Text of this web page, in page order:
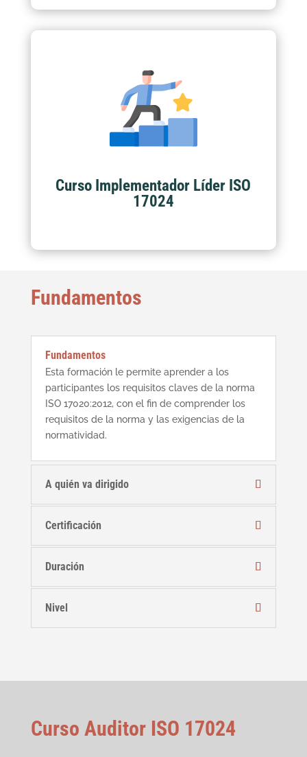
Curso Implementador Líder ISO
17024
Esta formación le permite aprender a los
participantes los requisitos de la norma ISO
17024 para poder realizar la implementación,
asesoría y...
Ver más
Fundamentos
Fundamentos
Esta formación le permite aprender a los
participantes los requisitos claves de la norma
ISO 17020:2012, con el fin de comprender los
requisitos de la norma y las exigencias de la
normatividad.
A quién va dirigido
Certificación
Duración
Nivel
Curso Auditor ISO 17024